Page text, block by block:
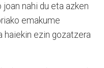
joan nahi du eta azken
emakume
haiekin ezin gozatzera